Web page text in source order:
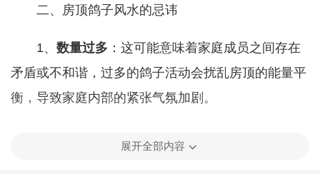
二、房顶鸽子风水的忌讳
1、 数量过多 ：这可能意味着家庭成员之间存在
矛盾或不和谐，过多的鸽子活动会扰乱房顶的能量平
衡，导致家庭内部的紧张气氛加剧。
展开全部内容